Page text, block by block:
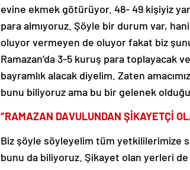
evine ekmek götürüyor. 48- 49 kişiyiz
para almıyoruz. Şöyle bir durum var,
oluyor vermeyen de oluyor fakat biz
Ramazan’da 3-5 kuruş para toplayacak
bayramlık alacak diyelim. Zaten
bunu biliyoruz ama bu bir gelenek
“RAMAZAN DAVULUNDAN ŞİKAYETÇİ
Biz şöyle söyleyelim tüm yetkililerimize
bunu da biliyoruz. Şikayet olan yerleri